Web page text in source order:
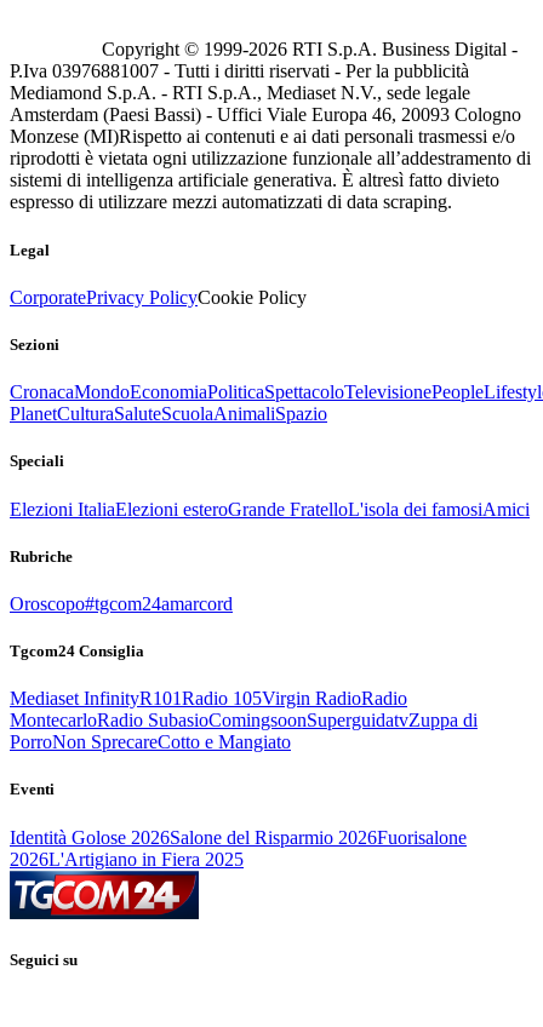
Copyright © 1999-2026 RTI S.p.A. Business Digital -
P.Iva 03976881007 - Tutti i diritti riservati - Per la pubblicità
Mediamond S.p.A. - RTI S.p.A., Mediaset N.V., sede legale
Amsterdam (Paesi Bassi) - Uffici Viale Europa 46, 20093 Cologno
Monzese (MI)Rispetto ai contenuti e ai dati personali trasmessi e/o
riprodotti è vietata ogni utilizzazione funzionale all’addestramento di
sistemi di intelligenza artificiale generativa. È altresì fatto divieto
espresso di utilizzare mezzi automatizzati di data scraping.
Legal
CorporatePrivacy PolicyCookie Policy
Sezioni
CronacaMondoEconomiaPoliticaSpettacoloTelevisionePeople
PlanetCulturaSaluteScuolaAnimaliSpazio
Speciali
Elezioni ItaliaElezioni esteroGrande FratelloL'isola dei famosiAmici
Rubriche
Oroscopo#tgcom24amarcord
Tgcom24 Consiglia
Mediaset InfinityR101Radio 105Virgin RadioRadio
MontecarloRadio SubasioComingsoonSuperguidatvZuppa di
PorroNon SprecareCotto e Mangiato
Eventi
Identità Golose 2026Salone del Risparmio 2026Fuorisalone
2026L'Artigiano in Fiera 2025
Seguici su